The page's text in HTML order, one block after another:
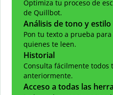
Optimiza tu proceso de
de Quillbot.
Análisis de tono y estilo
Pon tu texto a prueba
quienes te leen.
Historial
Consulta fácilmente todos
anteriormente.
Acceso a todas las